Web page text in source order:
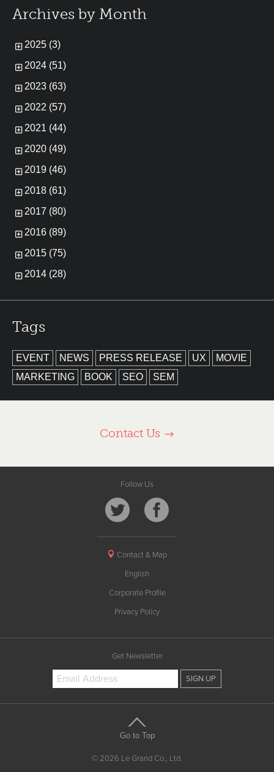
Archives by Month
2025 (3)
2024 (51)
2023 (63)
2022 (57)
2021 (44)
2020 (49)
2019 (46)
2018 (61)
2017 (80)
2016 (89)
2015 (75)
2014 (28)
Tags
EVENT NEWS PRESS RELEASE UX
MOVIE
MARKETING
BOOK SEO SEM
Contact Us
Follow Us
Contact & Map
English
Corporate Profile
Privacy Policy
Get Newsletter
Go to Top
© 2026 Le Grand Co., Ltd.